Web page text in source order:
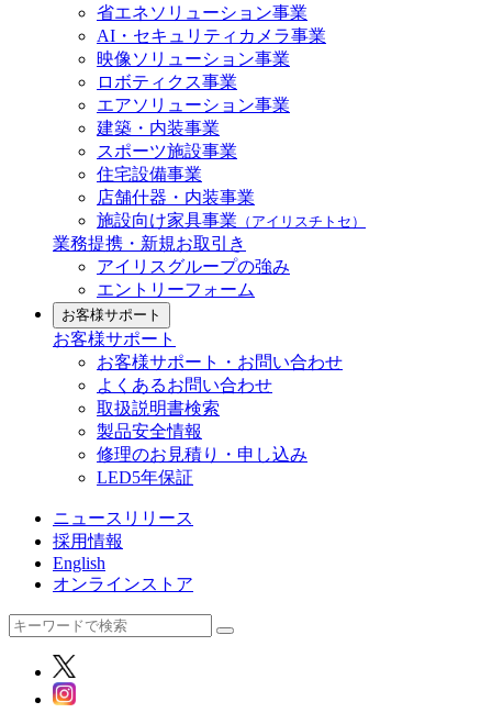
省エネソリューション事業
AI・セキュリティカメラ事業
映像ソリューション事業
ロボティクス事業
エアソリューション事業
建築・内装事業
スポーツ施設事業
住宅設備事業
店舗什器・内装事業
施設向け家具事業 （アイリスチトセ）
業務提携・新規お取引き
アイリスグループの強み
エントリーフォーム
お客様サポート
お客様サポート
お客様サポート・お問い合わせ
よくあるお問い合わせ
取扱説明書検索
製品安全情報
修理のお見積り・申し込み
LED5年保証
ニュースリリース
採用情報
English
オンラインストア